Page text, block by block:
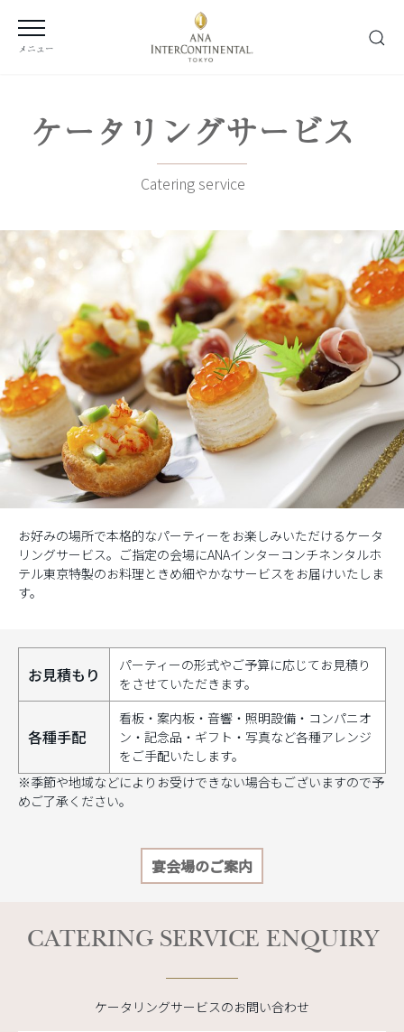
メニュー
ケータリングサービス
Catering service
お好みの場所で本格的なパーティーをお楽しみいただけるケータ
リングサービス。ご指定の会場にANAインターコンチネンタルホ
テル東京特製のお料理ときめ細やかなサービスをお届けいたしま
す。
お見積もり
パーティーの形式やご予算に応じてお見積り
をさせていただきます。
各種手配
看板・案内板・音響・照明設備・コンパニオ
ン・記念品・ギフト・写真など各種アレンジ
をご手配いたします。
※季節や地域などによりお受けできない場合もございますので予
めご了承ください。
宴会場のご案内
CATERING SERVICE ENQUIRY
ケータリングサービスのお問い合わせ